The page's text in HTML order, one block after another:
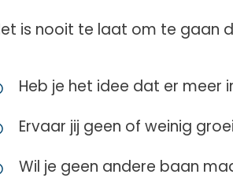
is nooit te laat om te gaan
Heb je het idee dat er meer
Ervaar jij geen of weinig
Wil je geen andere baan